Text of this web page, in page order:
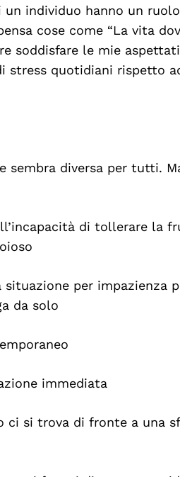
un individuo hanno un
cose come “La vita
soddisfare le mie
quotidiani rispetto
sembra diversa per tutti.
di tollerare la
situazione per impazienza
da solo
immediata
ci si trova di fronte a una